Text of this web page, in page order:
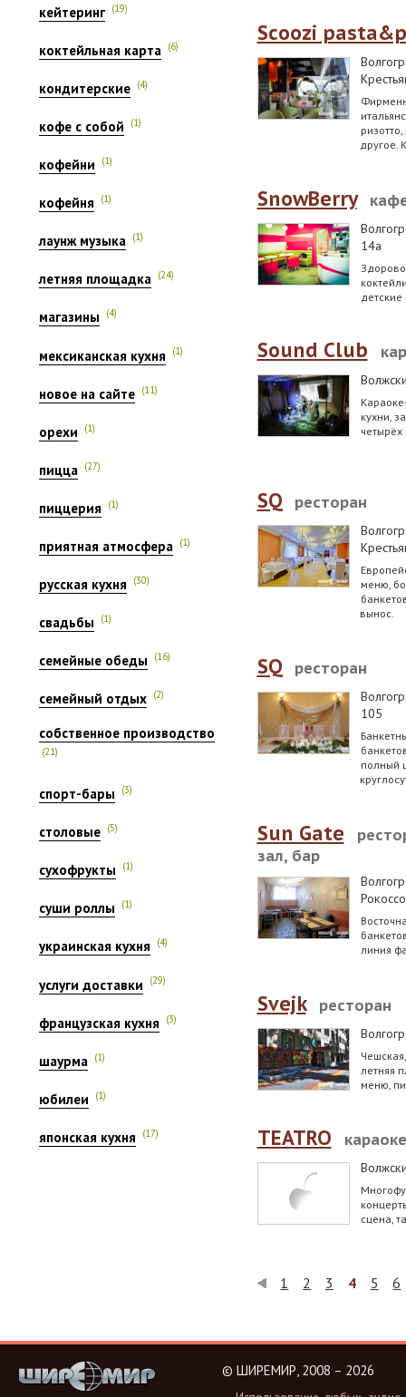
кейтеринг (19)
коктейльная карта (6)
кондитерские (4)
кофе с собой (1)
кофейни (1)
кофейня (1)
лаунж музыка (1)
летняя площадка (24)
магазины (4)
мексиканская кухня (1)
новое на сайте (11)
орехи (1)
пицца (27)
пиццерия (1)
приятная атмосфера (1)
русская кухня (30)
свадьбы (1)
семейные обеды (16)
семейный отдых (2)
собственное производство
(21)
спорт-бары (3)
столовые (5)
сухофрукты (1)
суши роллы (1)
украинская кухня (4)
услуги доставки (29)
французская кухня (3)
шаурма (1)
юбилеи (1)
японская кухня (17)
Scoozi
другое.
SnowBerry
14а
Sound Club
кухни,
SQ ресторан
меню,
вынос.
SQ ресторан
105
полный
Sun Gate
зал, бар
линия
Svejk ресторан
летняя
меню,
TEATRO
сцена,
1 2 3 4 5 6
© ШИРЕМИР, 2008 – 2026